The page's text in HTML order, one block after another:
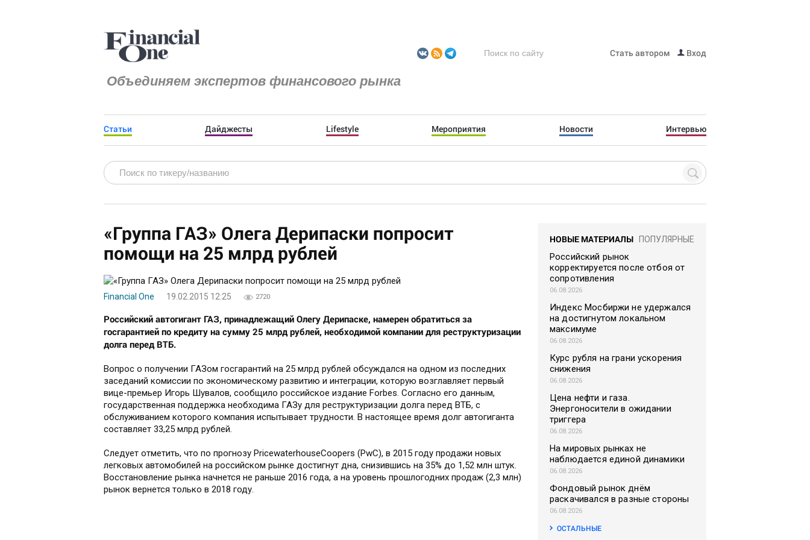
Объединяем экспертов финансового рынка
Стать автором Вход
Статьи Дайджесты Lifestyle Мероприятия Новости Интервью
«Группа ГАЗ» Олега Дерипаски попросит
помощи на 25 млрд рублей
Financial One 19.02.2015 12:25 2720
Российский автогигант ГАЗ, принадлежащий Олегу Дерипаске, намерен обратиться за
госгарантией по кредиту на сумму 25 млрд рублей, необходимой компании для реструктуризации
долга перед ВТБ.
Вопрос о получении ГАЗом госгарантий на 25 млрд рублей обсуждался на одном из последних
заседаний комиссии по экономическому развитию и интеграции, которую возглавляет первый
вице-премьер Игорь Шувалов, сообщило российское издание Forbes. Согласно его данным,
государственная поддержка необходима ГАЗу для реструктуризации долга перед ВТБ, с
обслуживанием которого компания испытывает трудности. В настоящее время долг автогиганта
составляет 33,25 млрд рублей.
Следует отметить, что по прогнозу PricewaterhouseCoopers (PwC), в 2015 году продажи новых
легковых автомобилей на российском рынке достигнут дна, снизившись на 35% до 1,52 млн штук.
Восстановление рынка начнется не раньше 2016 года, а на уровень прошлогодних продаж (2,3 млн)
рынок вернется только в 2018 году.
НОВЫЕ МАТЕРИАЛЫ ПОПУЛЯРНЫЕ
Российский рынок
корректируется после отбоя от
сопротивления
06.08.2026
Индекс Мосбиржи не удержался
на достигнутом локальном
максимуме
06.08.2026
Курс рубля на грани ускорения
снижения
06.08.2026
Цена нефти и газа.
Энергоносители в ожидании
триггера
06.08.2026
На мировых рынках не
наблюдается единой динамики
06.08.2026
Фондовый рынок днём
раскачивался в разные стороны
06.08.2026
ОСТАЛЬНЫЕ